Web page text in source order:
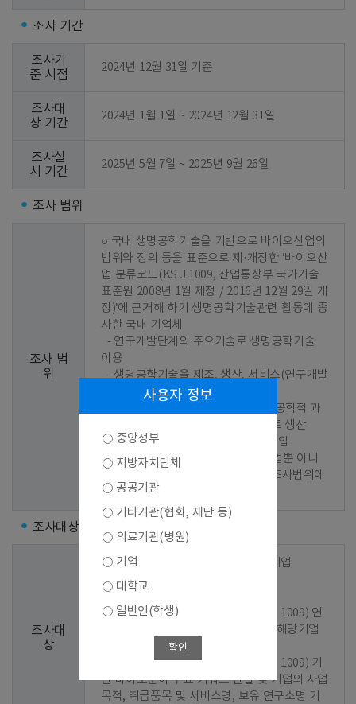
조사 기간
조사기
준 시점
2024년 12월 31일 기준
조사대
상 기간
2024년 1월 1일 ~ 2024년 12월 31일
조사실
시 기간
2025년 5월 7일 ~ 2025년 9월 26일
조사 범위
조사 범
위
○ 국내 생명공학기술을 기반으로 바이오산업의
범위와 정의 등을 표준으로 제·개정한 ‘바이오산
업 분류코드(KS J 1009, 산업통상부 국가기술
표준원 2008년 1월 제정 / 2016년 12월 29일 개
정)’에 근거해 하기 생명공학기술관련 활동에 종
사한 국내 기업체
이용
  - 생명공학기술을 제조, 생산, 서비스(연구개발
서비스 포함)과정에 이용
정에 이용되는 기계, 장비 또는 플랜트 생산
  - 위의 제품을 해당국가에서 직접 수입
※ 위의 활동으로 매출이 발생한 기업뿐 아니
라 연구개발을 추진 중인 기업 역시 조사범위에
포함
조사대상
조사대
상
○ 1차 선정 : 2023년 기준 조사결과 기업
○ 2차 선정 : 신규기업 발굴
  - 1단계 : 바이오산업 분류코드(KS J 1009) 연
계 한국표준산업분류(KSIC) 지정 및 해당기업
반 바이오분야 주요 키워드 선별 및 기업의 사업
목적, 취급품목 및 서비스명, 보유 연구소명 기
사용자 정보
중앙정부
지방자치단체
공공기관
기타기관(협회, 재단 등)
의료기관(병원)
기업
대학교
일반인(학생)
확인